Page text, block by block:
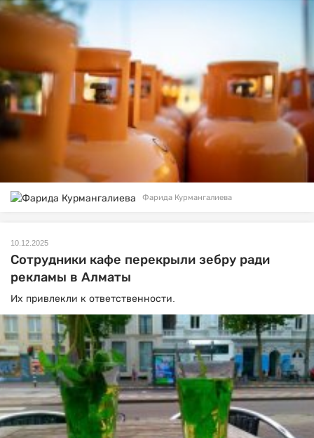
Фарида Курмангалиева
10.12.2025
Сотрудники кафе перекрыли зебру ради
рекламы в Алматы
Их привлекли к ответственности.